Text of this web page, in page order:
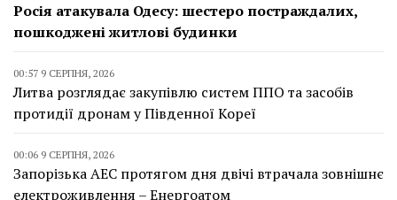
Росія атакувала Одесу: шестеро постраждалих,
пошкоджені житлові будинки
00:57 9 СЕРПНЯ, 2026
Литва розглядає закупівлю систем ППО та засобів
протидії дронам у Південної Кореї
00:06 9 СЕРПНЯ, 2026
Запорізька АЕС протягом дня двічі втрачала зовнішнє
електроживлення – Енергоатом